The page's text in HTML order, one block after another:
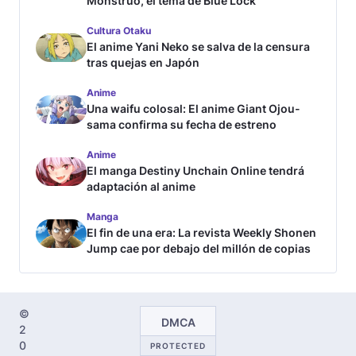
Cultura Otaku
El anime Yani Neko se salva de la censura
tras quejas en Japón
Anime
Una waifu colosal: El anime Giant Ojou-
sama confirma su fecha de estreno
Anime
El manga Destiny Unchain Online tendrá
adaptación al anime
Manga
El fin de una era: La revista Weekly Shonen
Jump cae por debajo del millón de copias
©
2
0
DMCA
PROTECTED